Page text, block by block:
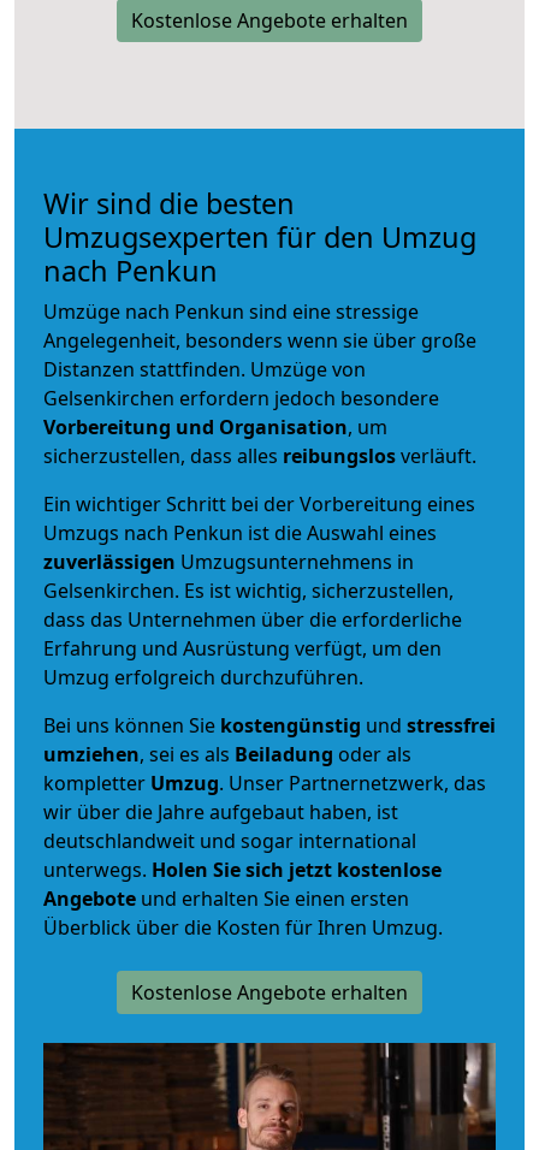
Kostenlose Angebote erhalten
Wir sind die besten
Umzugsexperten für den Umzug
nach Penkun
Umzüge nach Penkun sind eine stressige
Angelegenheit, besonders wenn sie über große
Distanzen stattfinden. Umzüge von
Gelsenkirchen erfordern jedoch besondere
Vorbereitung und Organisation, um
sicherzustellen, dass alles reibungslosverläuft.
Ein wichtiger Schritt bei der Vorbereitung eines
Umzugs nach Penkun ist die Auswahl eines
zuverlässigen Umzugsunternehmens in
Gelsenkirchen. Es ist wichtig, sicherzustellen,
dass das Unternehmen über die erforderliche
Erfahrung und Ausrüstung verfügt, um den
Umzug erfolgreich durchzuführen.
Bei uns können Sie kostengünstig und stressfrei
umziehen, sei es als Beiladung oder als
kompletter Umzug. Unser Partnernetzwerk, das
wir über die Jahre aufgebaut haben, ist
deutschlandweit und sogar international
unterwegs. Holen Sie sich jetzt kostenlose
Angebote und erhalten Sie einen ersten
Überblick über die Kosten für Ihren Umzug.
Kostenlose Angebote erhalten